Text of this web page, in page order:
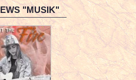
"MUSIK"